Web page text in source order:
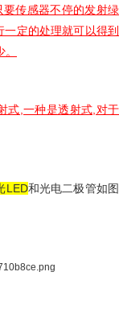
传感器不停的发射绿
定的处理就可以得到
式,一种是透射式,对于
LED和光电二极管如图